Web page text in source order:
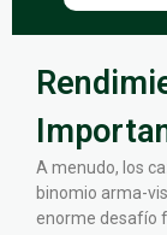
A menudo, los
binomio arma-
enorme desafío